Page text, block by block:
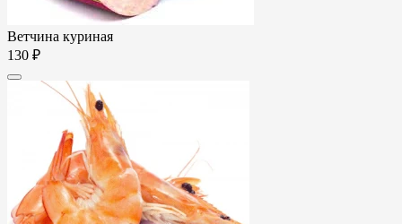
Ветчина куриная
130 ₽